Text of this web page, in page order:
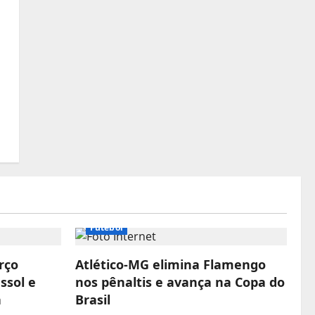
e
Futebol
Atlético-MG elimina Flamengo
nos pênaltis e avança na Copa do
Brasil